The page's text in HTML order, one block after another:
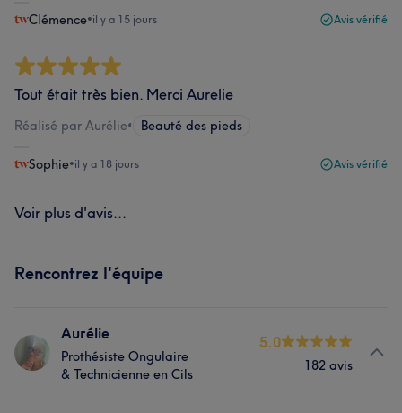
Clémence•il y a 15 jours Avis vérifié
Tout était très bien. Merci Aurelie
Réalisé par Aurélie• Beauté des pieds
Sophie•il y a 18 jours Avis vérifié
Voir plus d'avis...
Rencontrez l'équipe
Aurélie
Prothésiste Ongulaire
& Technicienne en Cils
5.0
182 avis